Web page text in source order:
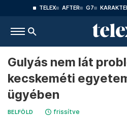
TELEX AFTER G7
Gulyás nem lát
kecskeméti
ügyében
BELFÖLD frissítve